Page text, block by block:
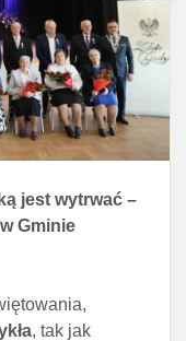
jest wytrwać –
Gminie
, tak jak